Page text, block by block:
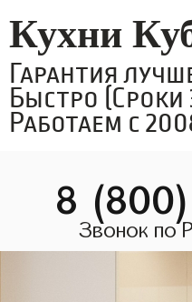
Кухни
Гарантия
Быстро (Сроки
Работаем с
8
Звонок по